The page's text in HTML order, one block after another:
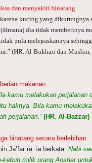
dan menyakiti binatang
kucing yang dikurungnya
dia tidak memberinya
pula melepaskannya
(HR. Al-Bukhari dan
makanan
kamu melakukan perjalanan
haknya. Bila kamu
perjalanan.” (HR. Al-Bazzar)
binatang secara berlebihan
Ja’far ra. ia berkata: Nabi
kebun milik orang Anshar